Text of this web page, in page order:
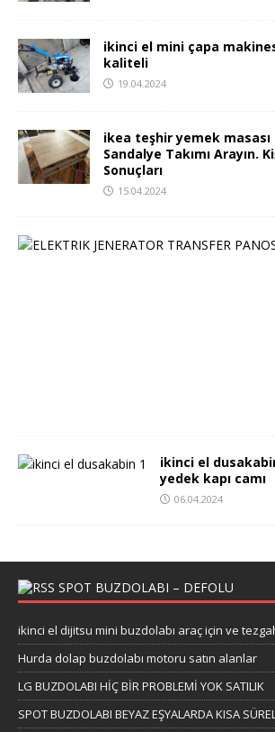
ikinci el mini çapa
kaliteli
19.04.2024
ikea teşhir yemek
Sandalye Takımı Arayın.
Sonuçları
15.04.2024
ikinci el
yedek kapı camı
06.04.2024
SPOT BUZDOLABI – DEFOLU
ikinci el dijitsu mini buzdolabı araç için ve
Hurda dolap buzdolabı motoru satın alanlar
LG BUZDOLABI HİÇ BİR PROBLEMİ YOK SATILIK
SPOT BUZDOLABI BEYAZ EŞYALARDA KISA